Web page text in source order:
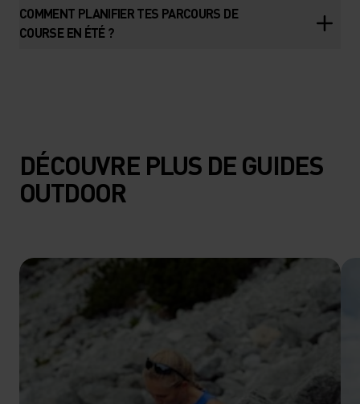
COMMENT PLANIFIER TES PARCOURS DE
COURSE EN ÉTÉ ?
DÉCOUVRE PLUS DE GUIDES
OUTDOOR